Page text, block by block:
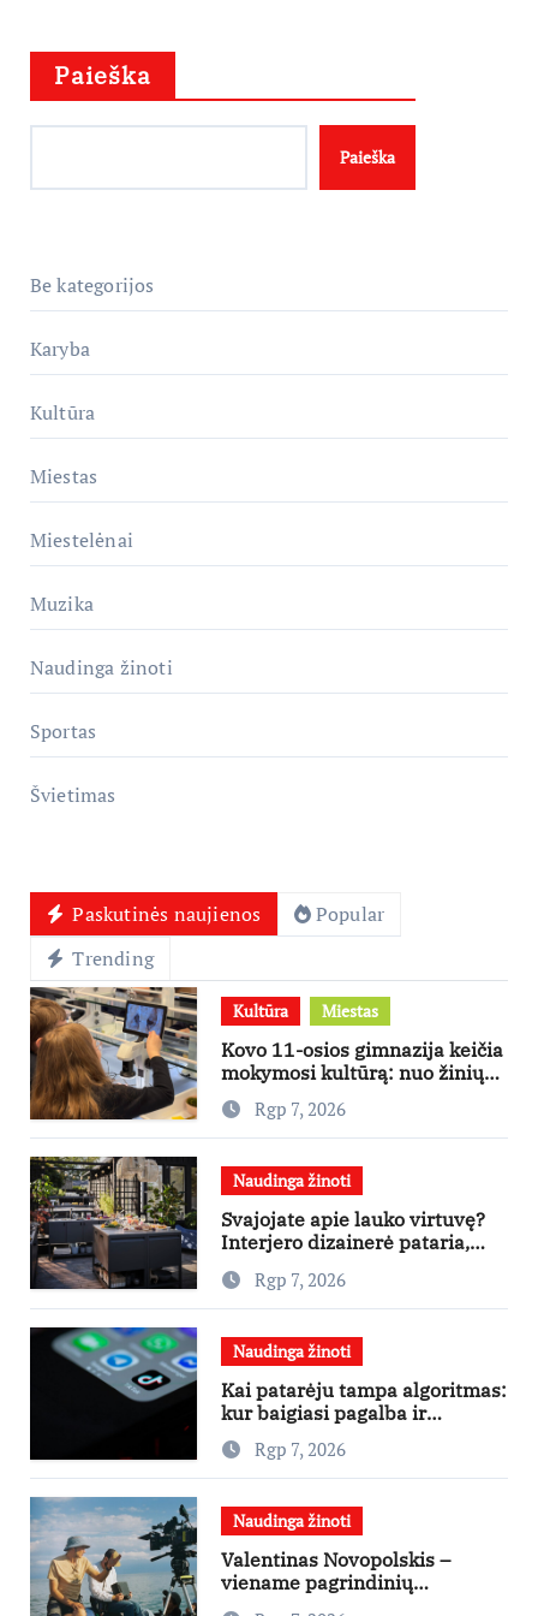
Paieška
Paieška
Be kategorijos
Karyba
Kultūra
Miestas
Miestelėnai
Muzika
Naudinga žinoti
Sportas
Švietimas
Paskutinės naujienos
Popular
Trending
Kultūra Miestas
Kovo 11-osios gimnazija keičia
mokymosi kultūrą: nuo žinių
kaupimo – prie jų supratimo ir
taikymo
Rgp 7, 2026
Naudinga žinoti
Svajojate apie lauko virtuvę?
Interjero dizainerė pataria,
nuo ko pradėti
Rgp 7, 2026
Naudinga žinoti
Kai patarėju tampa algoritmas:
kur baigiasi pagalba ir
prasideda reklama?
Rgp 7, 2026
Naudinga žinoti
Valentinas Novopolskis –
viename pagrindinių
vaidmenų penkių šalių filme